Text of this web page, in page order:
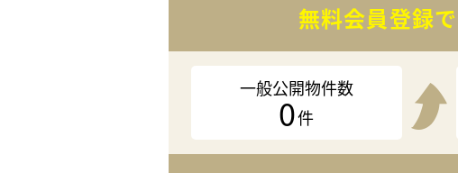
無料会員登録で
一般公開物件数
0件